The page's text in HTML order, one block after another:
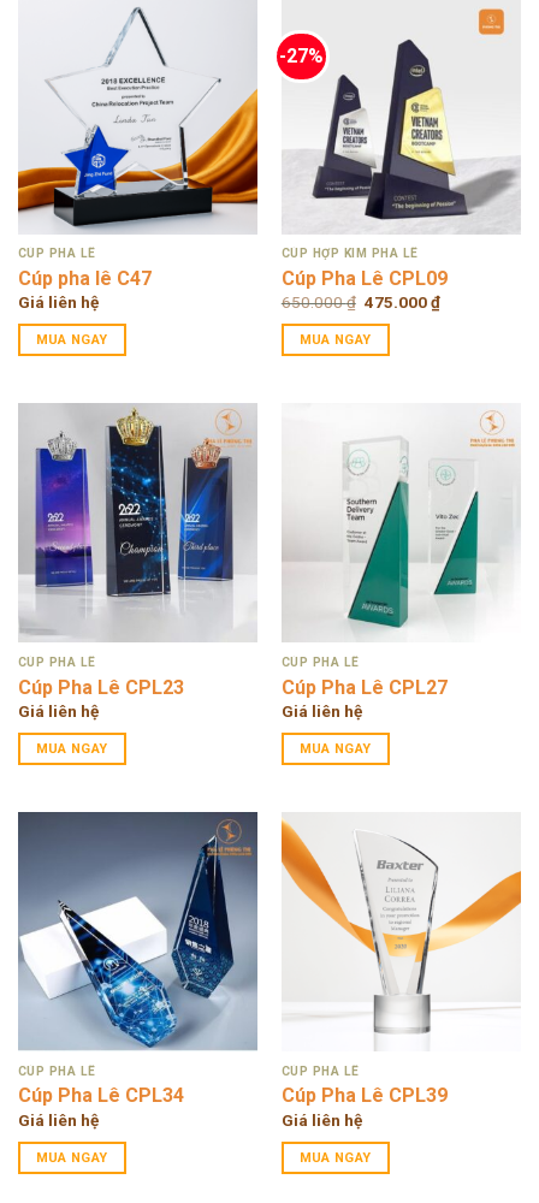
CÚP PHA LÊ
Cúp pha lê C47
Giá liên hệ
MUA NGAY
-27%
CÚP HỢP KIM PHA LÊ
Cúp Pha Lê CPL09
650.000₫ Original
was:
650.000 ₫.
475.000₫Current
price
MUA NGAY
CÚP PHA LÊ
Cúp Pha Lê CPL23
Giá liên hệ
MUA NGAY
CÚP PHA LÊ
Cúp Pha Lê CPL27
Giá liên hệ
MUA NGAY
CÚP PHA LÊ
Cúp Pha Lê CPL34
Giá liên hệ
MUA NGAY
CÚP PHA LÊ
Cúp Pha Lê CPL39
Giá liên hệ
MUA NGAY